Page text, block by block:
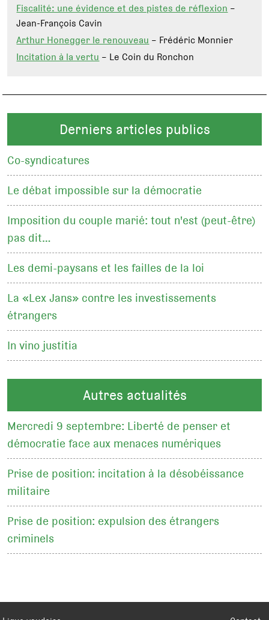
Fiscalité: une évidence et des pistes de réflexion–
Jean-François Cavin
Arthur Honegger le renouveau– Frédéric Monnier
Incitation à la vertu– Le Coin du Ronchon
Derniers articles publics
Co-syndicatures
Le débat impossible sur la démocratie
Imposition du couple marié: tout n'est (peut-être)
pas dit…
Les demi-paysans et les failles de la loi
La «Lex Jans» contre les investissements
étrangers
In vino justitia
Autres actualités
Mercredi 9 septembre: Liberté de penser et
démocratie face aux menaces numériques
Prise de position: incitation à la désobéissance
militaire
Prise de position: expulsion des étrangers
criminels